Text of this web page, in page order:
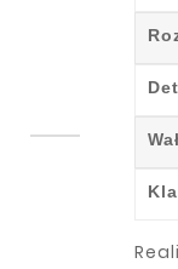
Wał